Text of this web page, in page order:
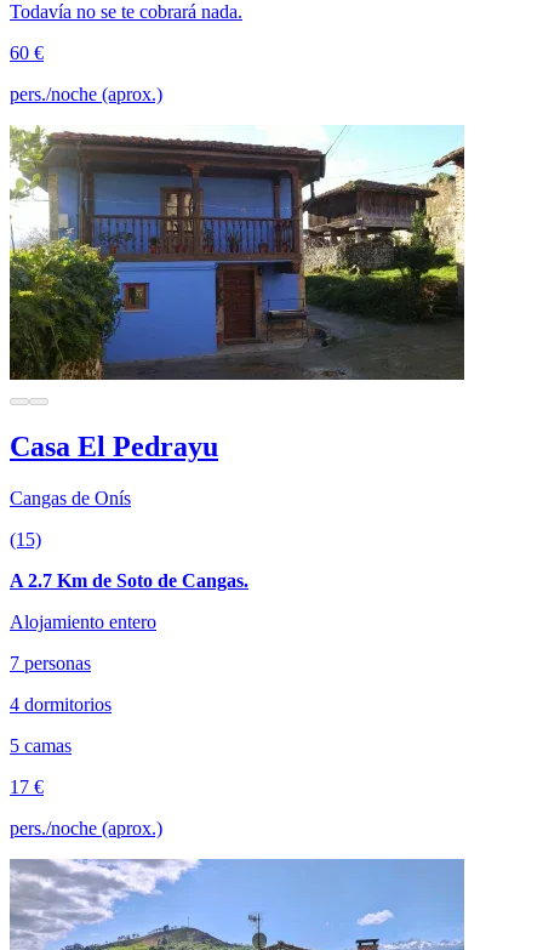
Todavía no se te cobrará nada.
60 €
pers./noche (aprox.)
Casa El Pedrayu
Cangas de Onís
(15)
A 2.7 Km de Soto de Cangas.
Alojamiento entero
7 personas
4 dormitorios
5 camas
17 €
pers./noche (aprox.)